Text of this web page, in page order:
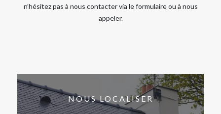
n’hésitez pas à nous contacter via le formulaire ou à nous
appeler.
NOUS LOCALISER